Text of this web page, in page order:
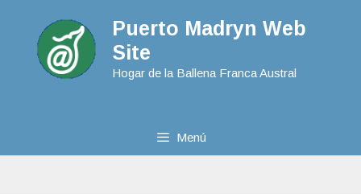
Puerto Madryn Web
Site
Hogar de la Ballena Franca Austral
Menú